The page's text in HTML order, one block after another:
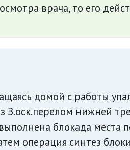
врача, то его
домой с работы
З.оск.перелом нижней
блокада места
операция синтез